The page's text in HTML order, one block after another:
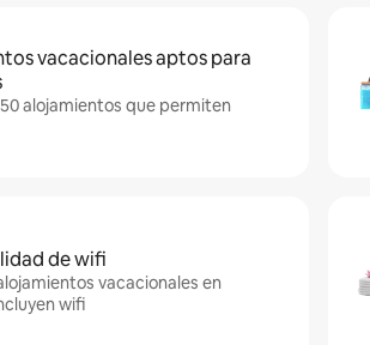
vacacionales aptos para
alojamientos que permiten
de wifi
vacacionales en
wifi